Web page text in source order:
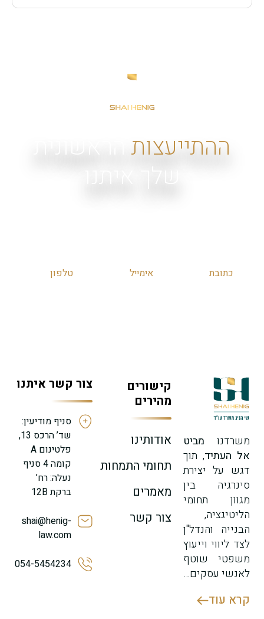
ההתייעצות הראשונית
שלך איתנו
כתובת אימייל טלפון
משרדנו מביט
אל העתיד, תוך
דגש על יצירת
סינרגיה בין
מגוון תחומי
הליטיגציה,
הבנייה והנדל"ן
לצד ליווי וייעוץ
משפטי שוטף
לאנשי עסקים…
קרא עוד
קישורים
מהירים
אודותינו
תחומי התמחות
מאמרים
צור קשר
צור קשר איתנו
סניף מודיעין:
שד’ הרכס 13,
פלטינום A
קומה 4 סניף
נעלה: רח’
ברקת 12B
shai@henig-
law.com
054-5454234